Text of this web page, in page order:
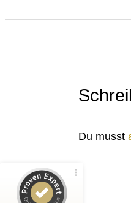
Du musst
Kundenbewertungen und